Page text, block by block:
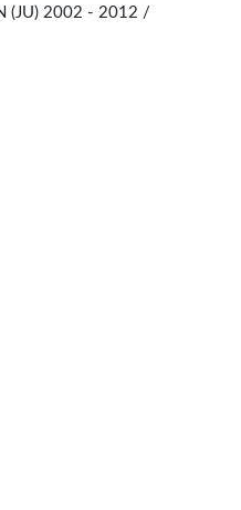
(JU) 2002 - 2012 /